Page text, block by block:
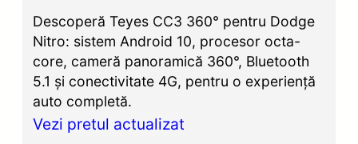
Descoperă Teyes CC3 360° pentru Dodge
Nitro: sistem Android 10, procesor octa-
core, cameră panoramică 360°, Bluetooth
5.1 și conectivitate 4G, pentru o experiență
auto completă.
Vezi pretul actualizat